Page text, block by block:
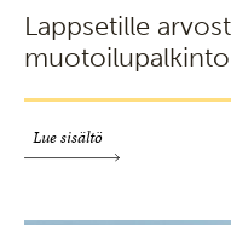
Lappsetille
muotoilupalkinto
Lue sisältö